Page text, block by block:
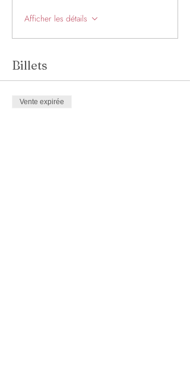
Afficher les détails
Billets
Vente expirée